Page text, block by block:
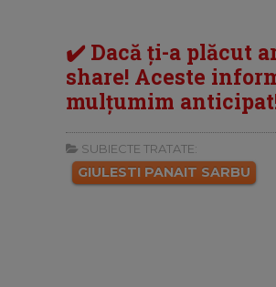
✔️ Dacă ți-a plăcut
share! Aceste
mulțumim
SUBIECTE TRATATE:
GIULESTI PANAIT SARBU